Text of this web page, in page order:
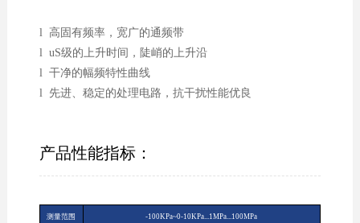
l 高固有频率，宽广的通频带
l uS级的上升时间，陡峭的上升沿
l 干净的幅频特性曲线
l 先进、稳定的处理电路，抗干扰性能优良
产品性能指标：
测量范围 -100KPa~0-10KPa...1MPa...100MPa